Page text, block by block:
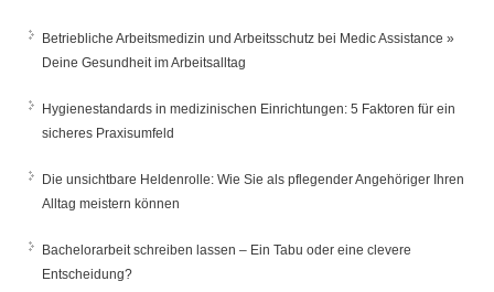
Betriebliche Arbeitsmedizin und Arbeitsschutz bei Medic Assistance »
Deine Gesundheit im Arbeitsalltag
Hygienestandards in medizinischen Einrichtungen: 5 Faktoren für ein
sicheres Praxisumfeld
Die unsichtbare Heldenrolle: Wie Sie als pflegender Angehöriger Ihren
Alltag meistern können
Bachelorarbeit schreiben lassen – Ein Tabu oder eine clevere
Entscheidung?